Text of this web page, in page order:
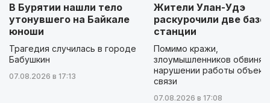
В Бурятии нашли тело
утонувшего на Байкале
юноши
Трагедия случилась в городе
Бабушкин
07.08.2026 в 17:13
Жители Улан-Удэ
раскурочили две
станции
Помимо кражи,
злоумышленников
нарушении работы
связи
07.08.2026 в 17:08